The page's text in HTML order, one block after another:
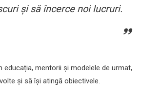
și să încerce noi lucruri.
mentorii și modelele de urmat,
și să își atingă obiectivele.